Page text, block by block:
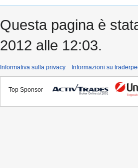
Questa pagina è
2012 alle 12:03.
Informativa sulla privacy Informazioni su
Top Sponsor